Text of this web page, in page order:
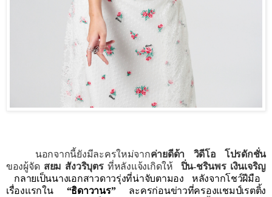
นอกจากนี้ยังมีละครใหม่จากค่ายดีด้า วิดีโอ โปรดักชั่น
ของผู้จัด สยม สังวริบุตรที่หลังแจ้งเกิดให้
ปิ่น-ชรินพร เงินเจริญ
กลายเป็นนางเอกสาวดาวรุ่งที่น่าจับตามอง หลังจากโชว์ฝีมือ
เรื่องแรกใน“ธิดาวานร” ละครก่อนข่าวที่ครองแชมป์เรตติ้ง